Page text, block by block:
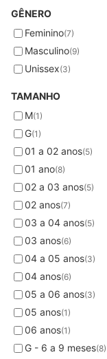
GÊNERO
Feminino(7)
Masculino(9)
Unissex(3)
TAMANHO
M(1)
G(1)
01 a 02 anos(5)
01 ano(8)
02 a 03 anos(5)
02 anos(7)
03 a 04 anos(5)
03 anos(6)
04 a 05 anos(3)
04 anos(6)
05 a 06 anos(3)
05 anos(1)
06 anos(1)
G - 6 a 9 meses(8)